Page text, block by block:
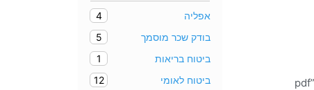
[pdf-embedder url=”https://knowledge-base.biz/wp-content/uploads/2022/07/מבט-ארלוזורוב-על-שוק-העבודה.pdf”
אפליה
4
בודק שכר מוסמך
5
ביטוח בריאות
1
ביטוח לאומי
12